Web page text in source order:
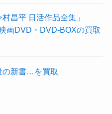
昌平 日活作品全集」
画DVD・DVD-BOXの買取
の新書…を買取